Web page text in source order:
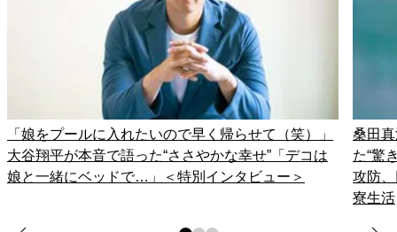
「娘をプールに入れたいので早く帰らせて（笑）」
大谷翔平が本音で語った“ささやかな幸せ”「デコは
娘と一緒にベッドで…」＜特別インタビュー＞
桑田
た“驚
攻防
寮生活